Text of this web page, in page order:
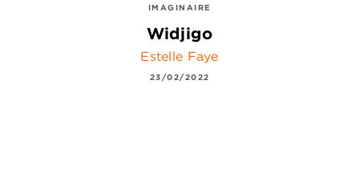
IMAGINAIRE
Widjigo
Estelle Faye
23/02/2022